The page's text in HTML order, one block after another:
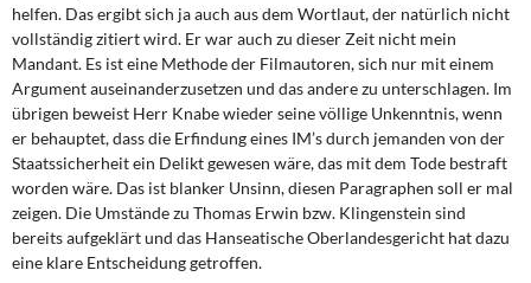
helfen. Das ergibt sich ja auch aus dem Wortlaut, der natürlich nicht
vollständig zitiert wird. Er war auch zu dieser Zeit nicht mein
Mandant. Es ist eine Methode der Filmauto­ren, sich nur mit einem
Argument auseinanderzusetzen und das andere zu unterschla­gen. Im
übrigen beweist Herr Knabe wieder seine völlige Unkenntnis, wenn
er behaup­tet, dass die Erfindung eines IM’s durch jemanden von der
Staatssicherheit ein Delikt gewesen wäre, das mit dem Tode bestraft
worden wäre. Das ist blanker Unsinn, diesen Paragraphen soll er mal
zeigen. Die Umstände zu Thomas Erwin bzw. Klingenstein sind
bereits aufgeklärt und das Hanseatische Oberlandesgericht hat dazu
eine klare Ent­scheidung getroffen.